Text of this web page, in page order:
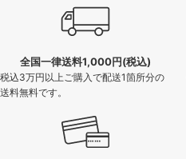
全国一律送料1,000円(税込)
税込3万円以上ご購入で配送1箇所分の
送料無料です。